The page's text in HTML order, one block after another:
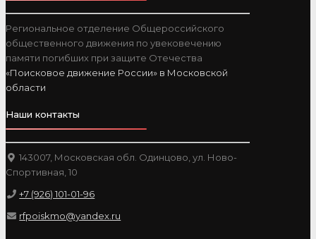
Региональное отделение Общероссийского
общественного движения по увековечению
памяти погибших при защите Отечества
«Поисковое движение России» в Московской
области
Наши контакты
143007, Московская обл. Одинцово, ул. Ново-
Спортивная, 10
+7 (926) 101-01-96
rfpoiskmo@yandex.ru